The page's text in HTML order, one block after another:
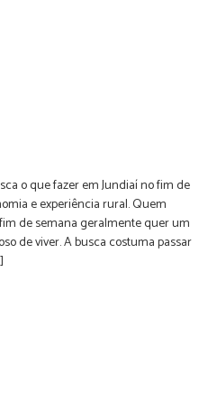
o que fazer em Jundiaí no fim de
e experiência rural. Quem
de semana geralmente quer um
de viver. A busca costuma passar